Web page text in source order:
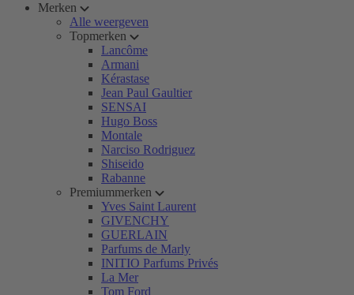
Merken
Alle weergeven
Topmerken
Lancôme
Armani
Kérastase
Jean Paul Gaultier
SENSAI
Hugo Boss
Montale
Narciso Rodriguez
Shiseido
Rabanne
Premiummerken
Yves Saint Laurent
GIVENCHY
GUERLAIN
Parfums de Marly
INITIO Parfums Privés
La Mer
Tom Ford